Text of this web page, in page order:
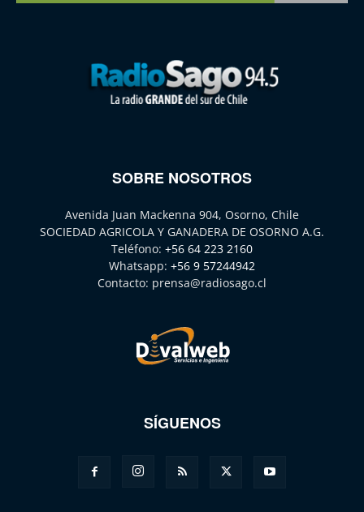
SOBRE NOSOTROS
Avenida Juan Mackenna 904, Osorno, Chile
SOCIEDAD AGRICOLA Y GANADERA DE OSORNO A.G.
Teléfono: +56 64 223 2160
Whatsapp: +56 9 57244942
Contacto: prensa@radiosago.cl
SÍGUENOS